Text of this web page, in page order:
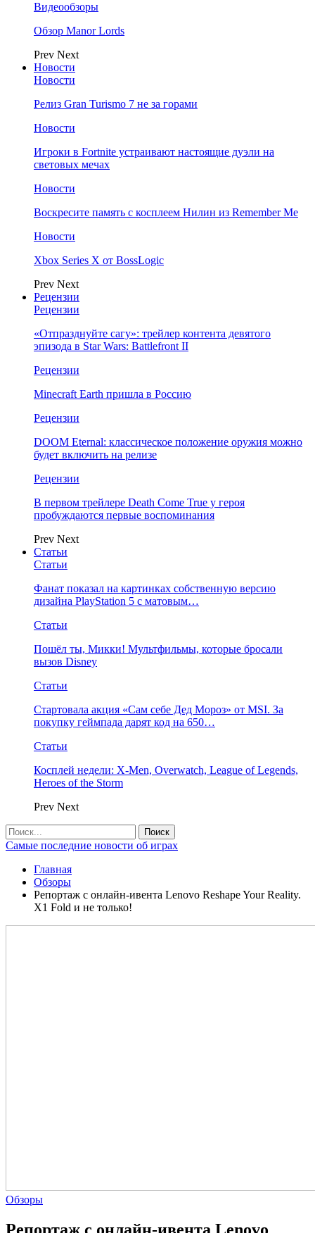
Видеообзоры
Обзор Manor Lords
Prev Next
Новости
Новости
Релиз Gran Turismo 7 не за горами
Новости
Игроки в Fortnite устраивают настоящие дуэли на
световых мечах
Новости
Воскресите память с косплеем Нилин из Remember Me
Новости
Xbox Series X от BossLogic
Prev Next
Рецензии
Рецензии
«Отпразднуйте сагу»: трейлер контента девятого
эпизода в Star Wars: Battlefront II
Рецензии
Minecraft Earth пришла в Россию
Рецензии
DOOM Eternal: классическое положение оружия можно
будет включить на релизе
Рецензии
В первом трейлере Death Come True у героя
пробуждаются первые воспоминания
Prev Next
Статьи
Статьи
Фанат показал на картинках собственную версию
дизайна PlayStation 5 с матовым…
Статьи
Пошёл ты, Микки! Мультфильмы, которые бросали
вызов Disney
Статьи
Стартовала акция «Сам себе Дед Мороз» от MSI. За
покупку геймпада дарят код на 650…
Статьи
Косплей недели: X-Men, Overwatch, League of Legends,
Heroes of the Storm
Prev Next
Самые последние новости об играх
Главная
Обзоры
Репортаж с онлайн-ивента Lenovo Reshape Your Reality.
X1 Fold и не только!
Обзоры